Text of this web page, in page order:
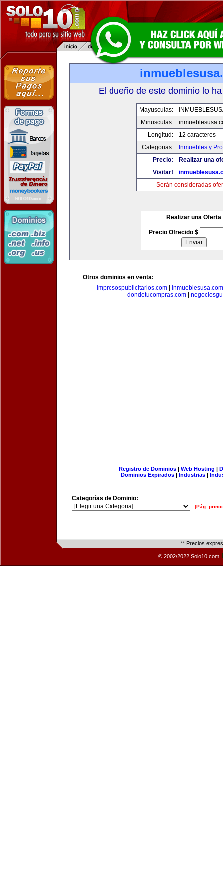
El dueño de este dominio lo
Mayusculas:
Minusculas:
Longitud:
12 caracteres
Categorias:
Inmuebles y
Precio:
Realizar una
Visitar!
Serán consideradas
Realizar una Oferta
Precio Ofrecido $
Otros dominios en venta:
impresospublicitarios.com
inmueblesusa.com
dondetucompras.com|
Registro de Dominios| Web Hosting |
Dominios Expirados | Industrias |
Categorías de Dominio:
[Pág.
** Precios
© 2002/2022 Solo10.com